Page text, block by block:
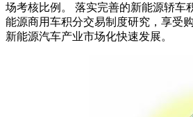
场考核比例。 落实完善的新能源轿车
能源商用车积分交易制度研究，享受
新能源汽车产业市场化快速发展。